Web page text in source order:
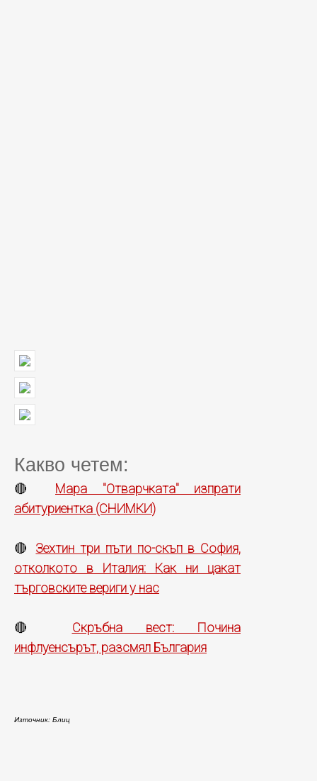
Какво четем:
🔴 Мара "Отварчката" изпрати
абитуриентка (СНИМКИ)
🔴 Зехтин три пъти по-скъп в София,
отколкото в Италия: Как ни цакат
търговските вериги у нас
🔴 Скръбна вест: Почина
инфлуенсърът, разсмял България
Източник: Блиц